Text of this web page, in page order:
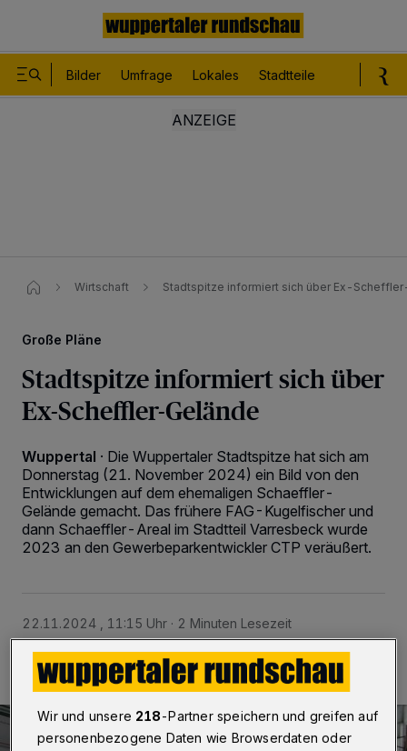
Bilder Umfrage Lokales Stadtteile
Wirtschaft Stadtspitze informiert sich über Ex-
Große Pläne
Stadtspitze informiert sich über
Ex-Scheffler-Gelände
Wuppertal · Die Wuppertaler Stadtspitze hat sich am
Donnerstag (21. November 2024) ein Bild von den
Entwicklungen auf dem ehemaligen Schaeffler-
Gelände gemacht. Das frühere FAG-Kugelfischer und
dann Schaeffler-Areal im Stadtteil Varresbeck wurde
2023 an den Gewerbeparkentwickler CTP veräußert.
22.11.2024 , 11:15 Uhr 2 Minuten Lesezeit
Wir und unsere 218-Partner speichern und greifen auf
personenbezogene Daten wie Browserdaten oder